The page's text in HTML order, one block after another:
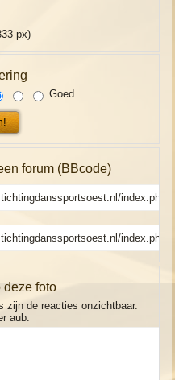
px)
Goed
forum (BBcode)
deze foto
zijn de reacties onzichtbaar.
aub.